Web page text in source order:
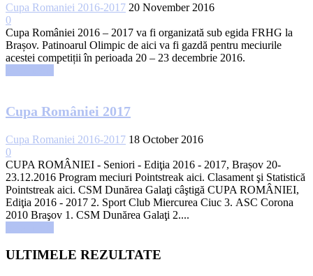
Cupa Romaniei 2016-2017 20 November 2016
0
Cupa României 2016 – 2017 va fi organizată sub egida FRHG la
Brașov. Patinoarul Olimpic de aici va fi gazdă pentru meciurile
acestei competiții în perioada 20 – 23 decembrie 2016.
Cupa României 2017
Cupa Romaniei 2016-2017 18 October 2016
0
CUPA ROMÂNIEI - Seniori - Ediţia 2016 - 2017, Brașov 20-
23.12.2016 Program meciuri Pointstreak aici. Clasament şi Statistică
Pointstreak aici. CSM Dunărea Galaţi câştigă CUPA ROMÂNIEI,
Ediţia 2016 - 2017 2. Sport Club Miercurea Ciuc 3. ASC Corona
2010 Braşov 1. CSM Dunărea Galaţi 2....
ULTIMELE REZULTATE